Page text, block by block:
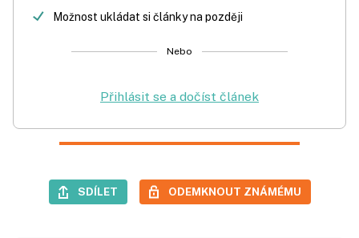
Možnost ukládat si články na později
Nebo
Přihlásit se a dočíst článek
SDÍLET ODEMKNOUT ZNÁMÉMU